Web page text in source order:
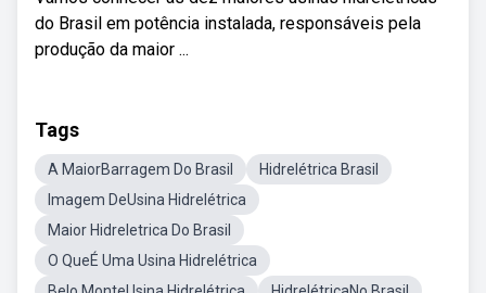
do Brasil em potência instalada, responsáveis pela
produção da maior ...
Tags
A MaiorBarragem Do Brasil
Hidrelétrica Brasil
Imagem DeUsina Hidrelétrica
Maior Hidreletrica Do Brasil
O QueÉ Uma Usina Hidrelétrica